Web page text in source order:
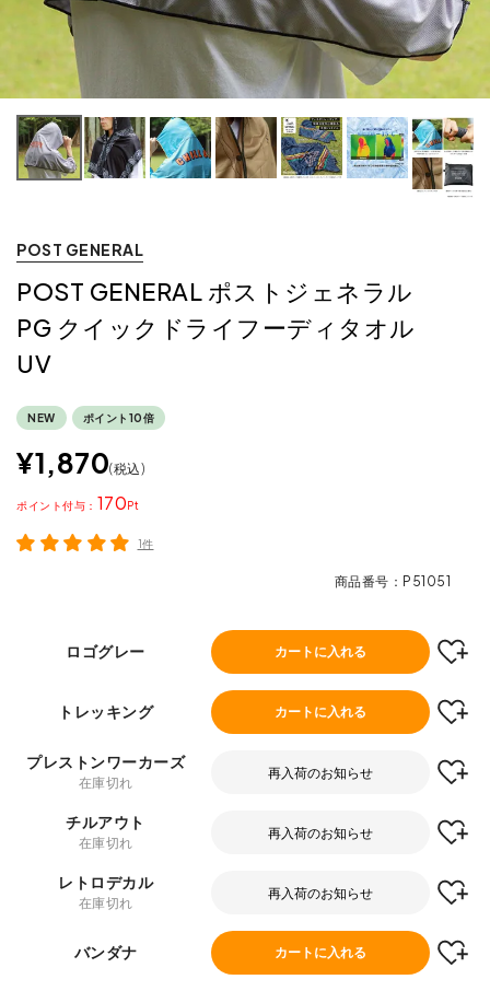
POST GENERAL
POST GENERAL ポストジェネラル
PG クイックドライフーディタオル
UV
NEW ポイント10倍
¥1,870 税込
170
ポイント
1件
商品番号 P51051
ロゴグレー カートに入れる
トレッキング カートに入れる
プレストンワーカーズ
在庫切れ
再入荷のお知らせ
チルアウト
在庫切れ
再入荷のお知らせ
レトロデカル
在庫切れ
再入荷のお知らせ
バンダナ カートに入れる